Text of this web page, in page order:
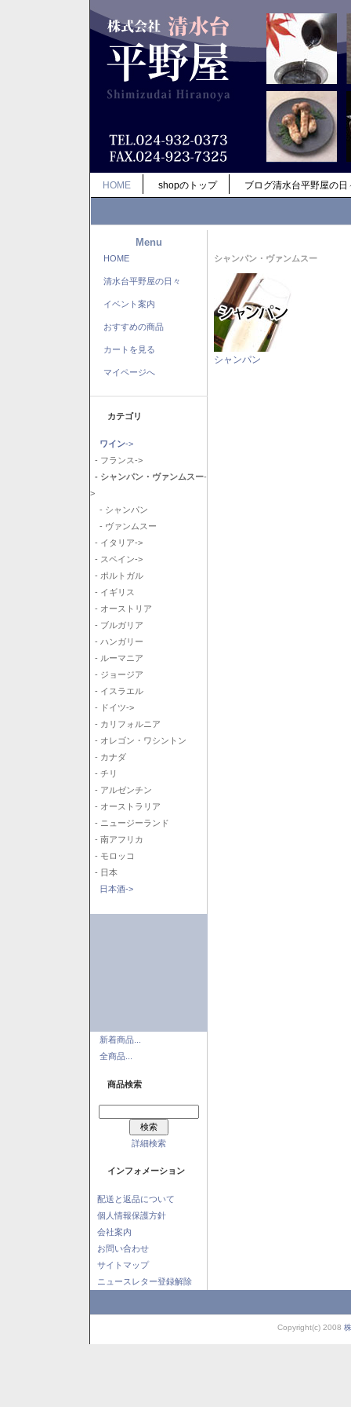
HOME shopのトップ ブログ清水台平野屋の日
Menu
HOME
清水台平野屋の日々
イベント案内
おすすめの商品
カートを見る
マイページへ
カテゴリ
ワイン->
- フランス->
- シャンパン・ヴァンムスー-
>
- シャンパン
- ヴァンムスー
- イタリア->
- スペイン->
- ポルトガル
- イギリス
- オーストリア
- ブルガリア
- ハンガリー
- ルーマニア
- ジョージア
- イスラエル
- ドイツ->
- カリフォルニア
- オレゴン・ワシントン
- カナダ
- チリ
- アルゼンチン
- オーストラリア
- ニュージーランド
- 南アフリカ
- モロッコ
- 日本
日本酒->
新着商品...
全商品...
商品検索
詳細検索
インフォメーション
配送と返品について
個人情報保護方針
会社案内
お問い合わせ
サイトマップ
ニュースレター登録解除
シャンパン・ヴァンムスー
シャンパン
Copyright(c) 2008